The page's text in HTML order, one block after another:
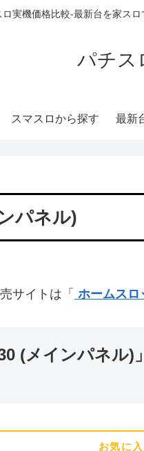
実機価格比較-最新台を家ス
パチス
スマスロから探す 最新
パネル)
サイトは「 ホームスロ
(メインパネル)
お気に